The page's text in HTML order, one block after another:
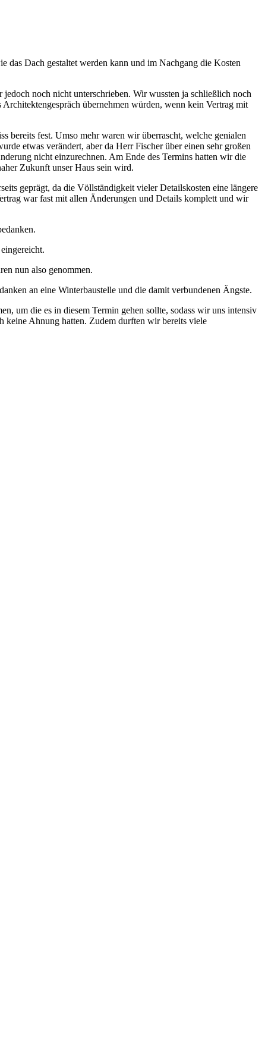
das Dach gestaltet werden kann und im Nachgang die Kosten
noch nicht unterschrieben. Wir wussten ja schließlich noch
übernehmen würden, wenn kein Vertrag mit
bereits fest. Umso mehr waren wir überrascht, welche genialen
etwas verändert, aber da Herr Fischer über einen sehr großen
nicht einzurechnen. Am Ende des Termins hatten wir die
Zukunft unser Haus sein wird.
geprägt, da die Völlständigkeit vieler Detailskosten eine längere
war fast mit allen Änderungen und Details komplett und wir
nun also genommen.
an eine Winterbaustelle und die damit verbundenen Ängste.
um die es in diesem Termin gehen sollte, sodass wir uns intensiv
keine Ahnung hatten. Zudem durften wir bereits viele